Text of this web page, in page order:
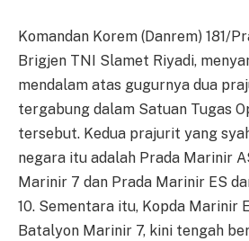
Komandan Korem (Danrem) 181/
Brigjen TNI Slamet Riyadi,
mendalam atas gugurnya dua
tergabung dalam Satuan Tugas
tersebut. Kedua prajurit yang
negara itu adalah Prada Marinir
Marinir 7 dan Prada Marinir ES
10. Sementara itu, Kopda Marinir
Batalyon Marinir 7, kini tengah